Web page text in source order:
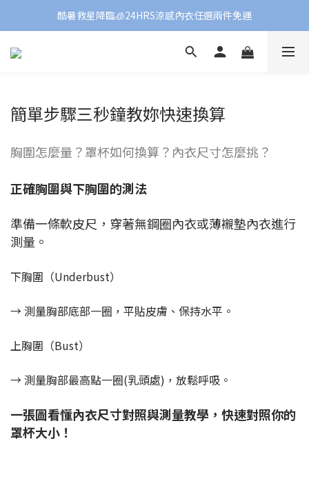
酷暑救星降臨🧊24HRS涼感內衣任選兩件免運
簡單步驟三秒鐘教妳快速換算
胸圍怎麼量？罩杯如何換算？內衣尺寸怎麼挑？
正確胸圍與下胸圍的測法
準備一條軟皮尺，穿著無鋼圈內衣或薄襯墊內衣進行
測量。
下胸圍（Underbust）
→ 測量胸部底部一圈，平貼皮膚、保持水平。
上胸圍（Bust）
→ 測量胸部最高點一圈(乳頭處)，放鬆呼吸。
一張圖看懂內衣尺寸對照與測量教學，快速對照你的
罩杯大小！